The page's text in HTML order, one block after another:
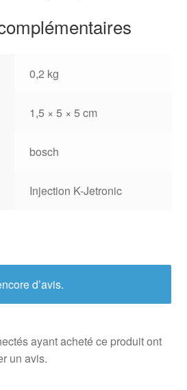
0,2 kg
1,5 × 5 × 5 cm
bosch
Injection K-Jetronic
d’avis.
ayant acheté ce produit ont
un avis.